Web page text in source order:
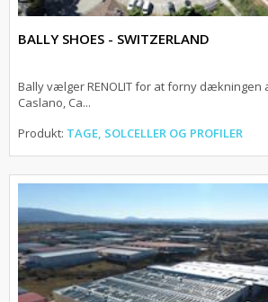
BALLY SHOES - SWITZERLAND
Bally vælger RENOLIT for at forny dækningen
Caslano, Ca...
Produkt: TAGE, SOLCELLER OG PROFILER